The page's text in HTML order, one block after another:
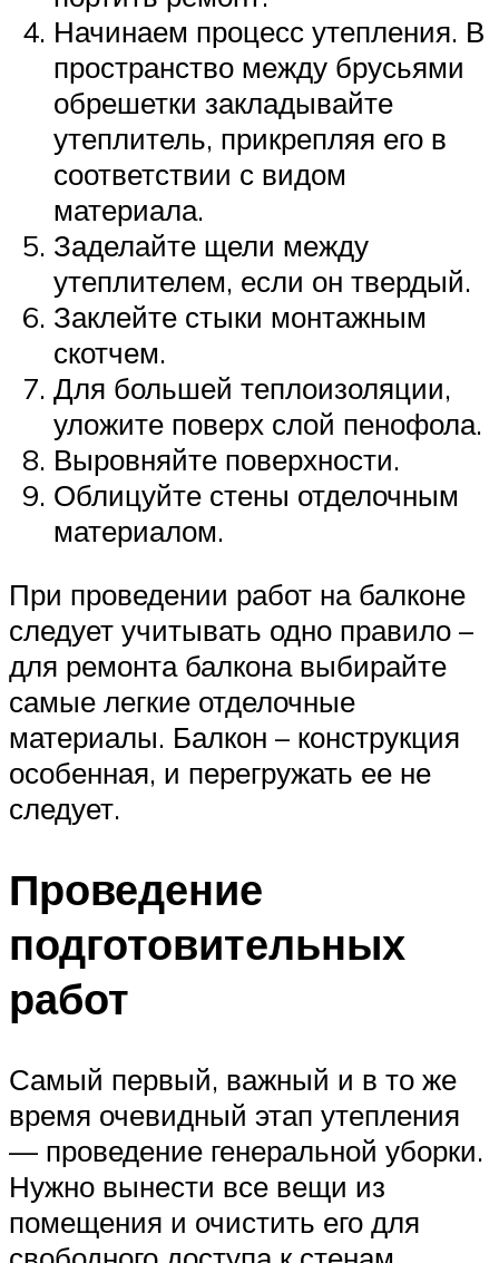
Начинаем процесс утепления. В
пространство между брусьями
обрешетки закладывайте
утеплитель, прикрепляя его в
соответствии с видом
материала.
Заделайте щели между
утеплителем, если он твердый.
Заклейте стыки монтажным
скотчем.
Для большей теплоизоляции,
уложите поверх слой пенофола.
Выровняйте поверхности.
Облицуйте стены отделочным
материалом.
При проведении работ на балконе
следует учитывать одно правило –
для ремонта балкона выбирайте
самые легкие отделочные
материалы. Балкон – конструкция
особенная, и перегружать ее не
следует.
Проведение
подготовительных
работ
Самый первый, важный и в то же
время очевидный этап утепления
— проведение генеральной уборки.
Нужно вынести все вещи из
помещения и очистить его для